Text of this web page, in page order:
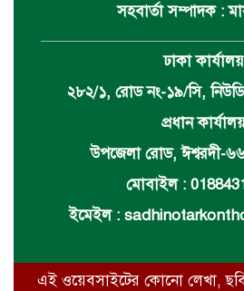
সহবার্তা সম্পাদক :
ঢাকা কার্যালয়
২৮২/১, রোড নং-১৯/সি,
প্রধান
উপজেলা রোড, ঈশ্বরদী-
মোবাইল :
ইমেইল :
এই ওয়েবসাইটের কোনো লেখা,